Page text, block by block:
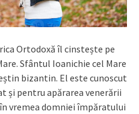
Ortodoxă îl cinstește pe
Sfântul Ioanichie cel Mare
bizantin. El este cunoscut
și pentru apărarea venerării
vremea domniei împăratului